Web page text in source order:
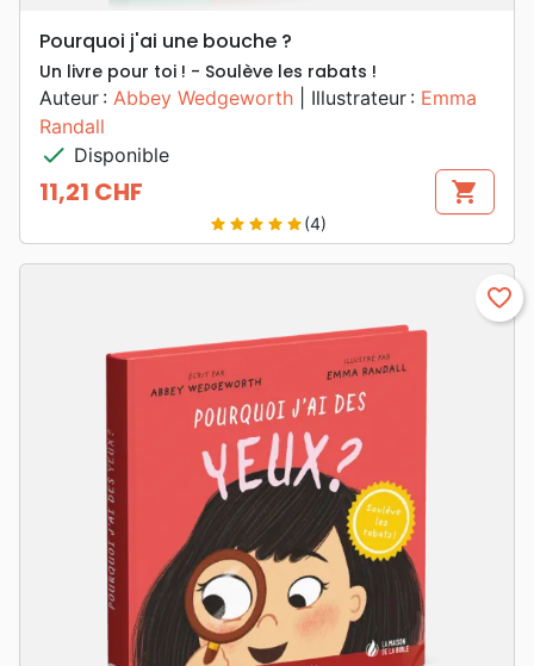
Pourquoi j'ai une bouche ?
Un livre pour toi ! - Soulève les rabats !
Auteur : Abbey Wedgeworth | Illustrateur : Emma
Randall
check Disponible
Prix
11,21 CHF shopping_cart
star star star star star(4)
favorite_border